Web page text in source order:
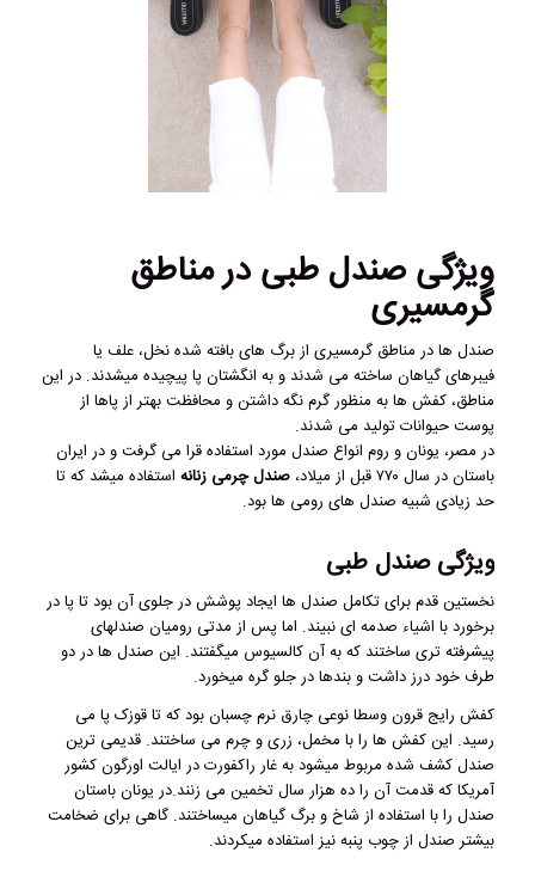
ویژگی صندل طبی در مناطق
گرمسیری
صندل ها در مناطق گرمسیری از برگ های بافته شده نخل، علف یا
فیبرهای گیاهان ساخته می شدند و به انگشتان پا پیچیده میشدند. در این
مناطق، کفش ها به منظور گرم نگه داشتن و محافظت بهتر از پاها از
پوست حیوانات تولید می شدند.
در مصر، یونان و روم انواع صندل مورد استفاده قرا می گرفت و در ایران
باستان در سال ۷۷۰ قبل از میلاد،
صندل چرمی زنانهاستفاده میشد که تا
حد زیادی شبیه صندل های رومی ها بود.
ویژگی صندل طبی
نخستین قدم برای تکامل صندل ها ایجاد پوشش در جلوی آن بود تا پا در
برخورد با اشیاء صدمه ای نبیند. اما پس از مدتی رومیان صندلهای
پیشرفته تری ساختند که به آن کالسیوس میگفتند. این صندل ها در دو
طرف خود درز داشت و بندها در جلو گره میخورد.
کفش رایج قرون وسطا نوعی چارق نرم چسبان بود که تا قوزک پا می
رسید. این کفش ها را با مخمل، زری و چرم می ساختند. قدیمی ترین
صندل کشف شده مربوط میشود به غار راکفورت در ایالت اورگون کشور
آمریکا که قدمت آن را ده هزار سال تخمین می زنند.در یونان باستان
صندل را با استفاده از شاخ و برگ گیاهان میساختند. گاهی برای ضخامت
بیشتر صندل از چوب پنبه نیز استفاده میکردند.